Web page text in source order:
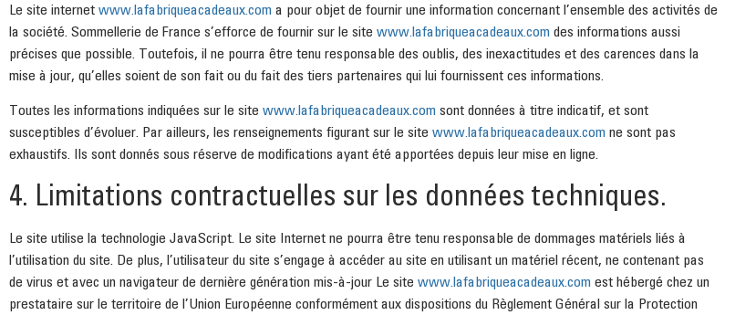
Le site internet www.lafabriqueacadeaux.com a pour objet de fournir une information concernant l’ensemble des activités de
la société. Sommellerie de France s’efforce de fournir sur le site www.lafabriqueacadeaux.com des informations aussi
précises que possible. Toutefois, il ne pourra être tenu responsable des oublis, des inexactitudes et des carences dans la
mise à jour, qu’elles soient de son fait ou du fait des tiers partenaires qui lui fournissent ces informations.
Toutes les informations indiquées sur le site www.lafabriqueacadeaux.com sont données à titre indicatif, et sont
susceptibles d’évoluer. Par ailleurs, les renseignements figurant sur le site www.lafabriqueacadeaux.com ne sont pas
exhaustifs. Ils sont donnés sous réserve de modifications ayant été apportées depuis leur mise en ligne.
4. Limitations contractuelles sur les données techniques.
Le site utilise la technologie JavaScript. Le site Internet ne pourra être tenu responsable de dommages matériels liés à
l’utilisation du site. De plus, l’utilisateur du site s’engage à accéder au site en utilisant un matériel récent, ne contenant pas
de virus et avec un navigateur de dernière génération mis-à-jour Le site www.lafabriqueacadeaux.com est hébergé chez un
prestataire sur le territoire de l’Union Européenne conformément aux dispositions du Règlement Général sur la Protection